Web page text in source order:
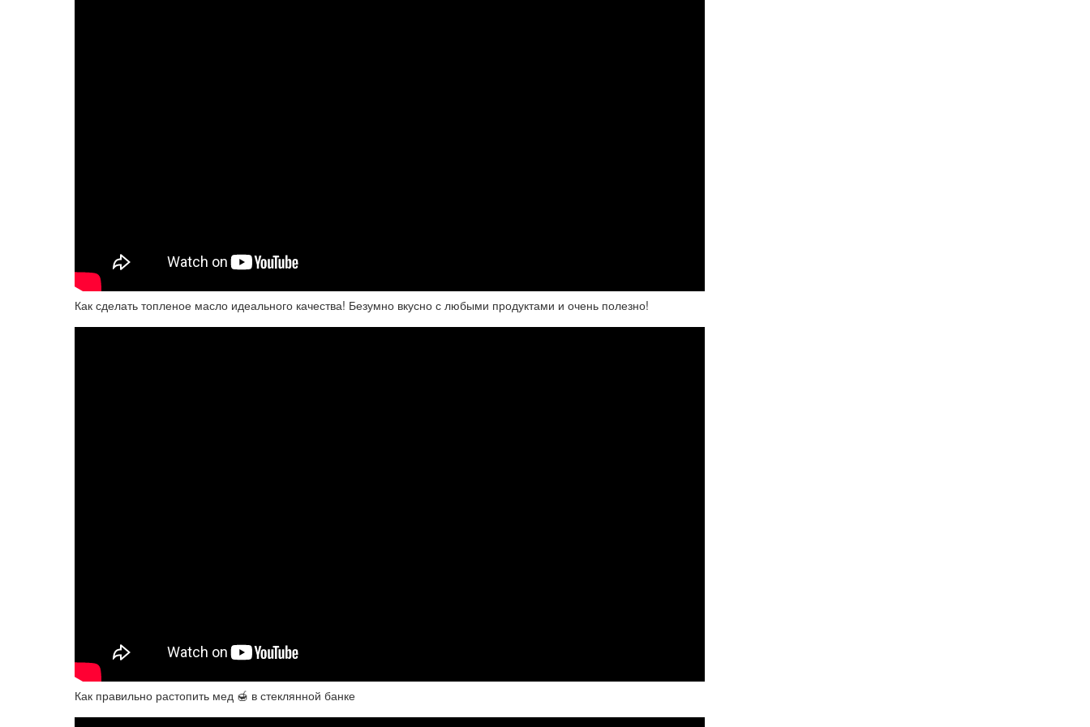
Как сделать топленое масло идеального качества! Безумно вкусно с любыми продуктами и очень полезно!
Как правильно растопить мед 🍯 в стеклянной банке